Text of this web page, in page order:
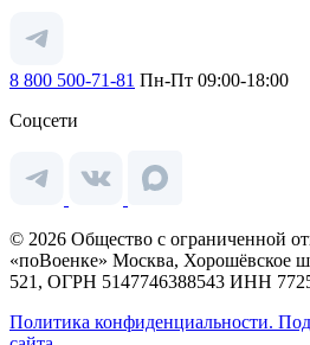
8 800 500-71-81 Пн-Пт 09:00-18:00
Соцсети
© 2026 Общество с ограниченной
«поВоенке» Москва, Хорошёвское
521, ОГРН 5147746388543 ИНН
Политика конфиденциальности.